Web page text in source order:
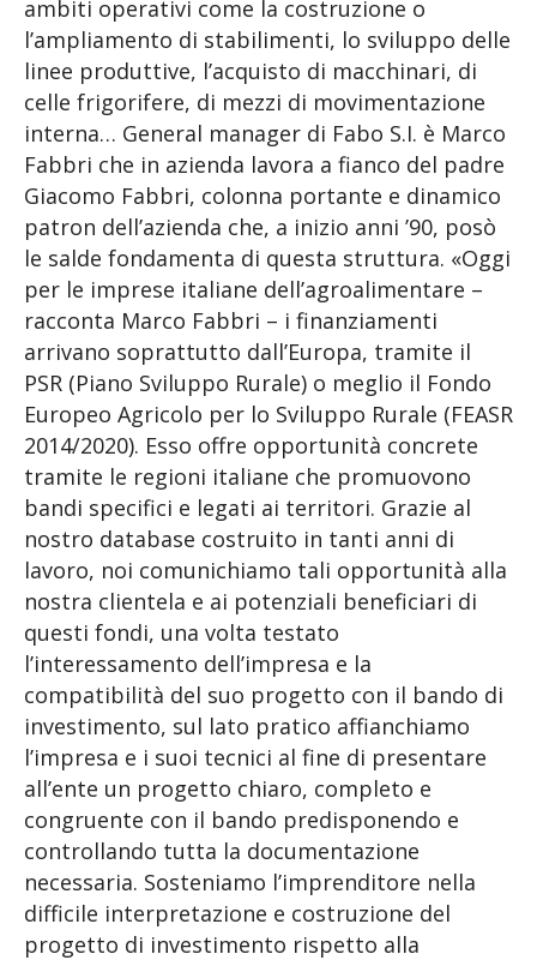
ambiti operativi come la costruzione o
l’ampliamento di stabilimenti, lo sviluppo delle
linee produttive, l’acquisto di macchinari, di
celle frigorifere, di mezzi di movimentazione
interna… General manager di Fabo S.I. è Marco
Fabbri che in azienda lavora a fianco del padre
Giacomo Fabbri, colonna portante e dinamico
patron dell’azienda che, a inizio anni ’90, posò
le salde fondamenta di questa struttura. «Oggi
per le imprese italiane dell’agroalimentare –
racconta Marco Fabbri – i finanziamenti
arrivano soprattutto dall’Europa, tramite il
PSR (Piano Sviluppo Rurale) o meglio il Fondo
Europeo Agricolo per lo Sviluppo Rurale (FEASR
2014/2020). Esso offre opportunità concrete
tramite le regioni italiane che promuovono
bandi specifici e legati ai territori. Grazie al
nostro database costruito in tanti anni di
lavoro, noi comunichiamo tali opportunità alla
nostra clientela e ai potenziali beneficiari di
questi fondi, una volta testato
l’interessamento dell’impresa e la
compatibilità del suo progetto con il bando di
investimento, sul lato pratico affianchiamo
l’impresa e i suoi tecnici al fine di presentare
all’ente un progetto chiaro, completo e
congruente con il bando predisponendo e
controllando tutta la documentazione
necessaria. Sosteniamo l’imprenditore nella
difficile interpretazione e costruzione del
progetto di investimento rispetto alla